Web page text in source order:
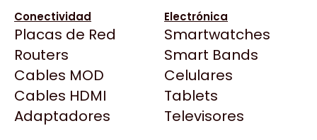
Conectividad
Placas de Red
Routers
Cables MOD
Cables HDMI
Adaptadores
Electrónica
Smartwatches
Smart Bands
Celulares
Tablets
Televisores
Deepcool
Dell
EVGA
Gamemax
Genesis
Genius
Click Gaming
Compufan Store
Dinobyte
Full H4rd
Gaming City
Gezatek